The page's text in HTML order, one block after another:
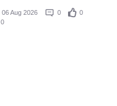
06 Aug 2026 0
0
0